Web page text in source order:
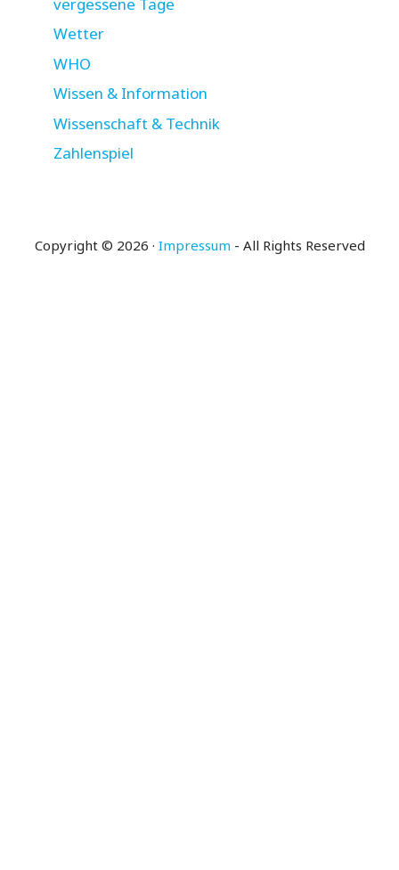
Wetter
WHO
Wissen & Information
Wissenschaft & Technik
Zahlenspiel
Copyright © 2026 · Impressum - All Rights Reserved